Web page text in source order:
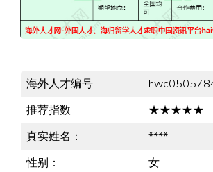
海外人才编号
推荐指数
★★★★★
真实姓名：
****
性别：
女